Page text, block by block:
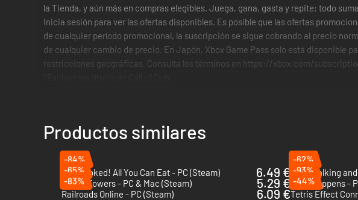
la Tienda, y aún más en compras elegibles. Juega, gana, gasta y repite: todo
Inicia sesión para ver las ofertas disponibles. Es posible que las ofertas
de cualquier período promocional, la suscripción se sigue cobrando al precio
de cualquier cambio de precio. En Japón, Xbox Game Pass solo está disponible
restricciones geográficas. Consulta los términos en https://xbox.com/
Productos similares
-84%
Overcooked! All You Can Eat - PC (Steam)
6.49 €
-62%
-65%
Tricky Towers - PC & Mac (Steam)
5.29 €
-93%
Shift Happens -
-83%
Railroads Online - PC (Steam)
6.09 €
-44%
Tetris Effect